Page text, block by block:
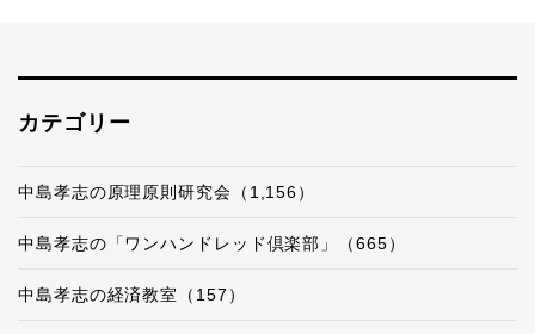
カテゴリー
中島孝志の原理原則研究会（1,156）
中島孝志の「ワンハンドレッド倶楽部」（665）
中島孝志の経済教室（157）